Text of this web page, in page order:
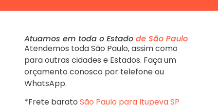
Atuamos em toda o Estado de São Paulo
Atendemos toda São Paulo, assim como
para outras cidades e Estados. Faça um
orçamento conosco por telefone ou
WhatsApp.
*Frete barato São Paulo para Itupeva SP